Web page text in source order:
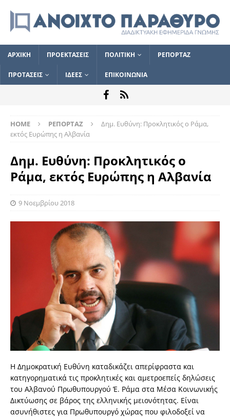
ΑΡΧΙΚΗ ΠΡΟΕΚΤΑΣΕΙΣ ΠΟΛΙΤΙΚΗ ΡΕΠΟΡΤΑΖ
ΠΡΟΤΑΣΕΙΣ ΙΔΕΕΣ ΕΠΙΚΟΙΝΩΝΙΑ
HOME ΡΕΠΟΡΤΑΖ
Δημ. Ευθύνη: Προκλητικός ο Ράμα,
εκτός Ευρώπης η Αλβανία
Δημ. Ευθύνη: Προκλητικός ο
Ράμα, εκτός Ευρώπης η Αλβανία
9 Νοεμβρίου 2018
Η Δημοκρατική Ευθύνη καταδικάζει απερίφραστα και
κατηγορηματικά τις προκλητικές και αμετροεπείς δηλώσεις
του Αλβανού Πρωθυπουργού Έ. Ράμα στα Μέσα Κοινωνικής
Δικτύωσης σε βάρος της ελληνικής μειονότητας. Είναι
ασυνήθιστες για Πρωθυπουργό χώρας που φιλοδοξεί να